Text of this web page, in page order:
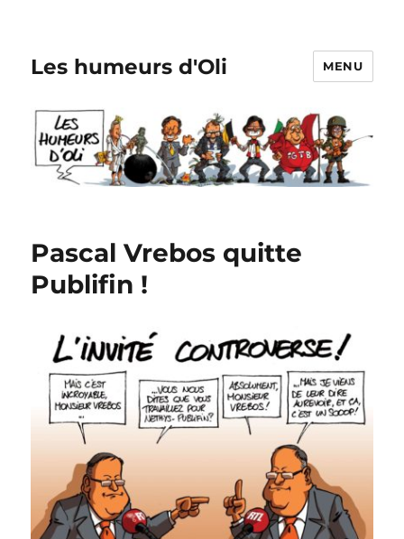
Les humeurs d'Oli MENU
Pascal Vrebos quitte
Publifin !